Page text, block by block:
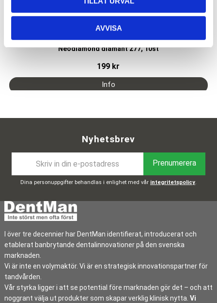
AVVISA
Neodiamond diamant 277, 10st
199 kr
Nyhetsbrev
Prenumerera
Dina personuppgifter behandlas i enlighet med vår integritetspolicy
I över tre decennier har DentMan identifierat, introducerat och
etablerat banbrytande dentalinnovationer på den svenska
marknaden.
Vi är inte en volymaktör. Vi är en strategisk innovationspartner för
tandvården.
Vår styrka ligger i att se potential före marknaden gör det – och att
noggrant välja ut produkter som skapar verklig klinisk nytta. Vi